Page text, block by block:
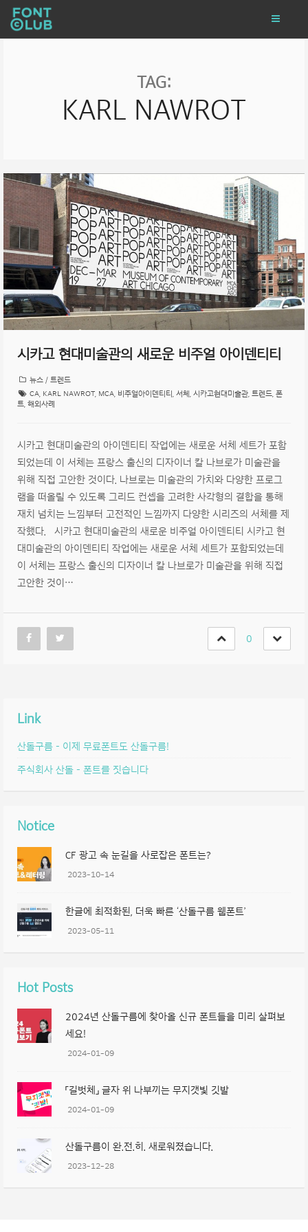
TAG:
KARL NAWROT
시카고 현대미술관의 새로운 비주얼 아이덴티티
뉴스 / 트렌드
CA
KARL NAWROT MCA 비주얼아이덴티티 서체 시카고현대미술관 트렌드 폰
트 해외사례
시카고 현대미술관의 아이덴티티 작업에는 새로운 서체 세트가 포함
되었는데 이 서체는 프랑스 출신의 디자이너 칼 나브로가 미술관을
위해 직접 고안한 것이다. 나브로는 미술관의 가치와 다양한 프로그
램을 떠올릴 수 있도록 그리드 컨셉을 고려한 사각형의 결합을 통해
재치 넘치는 느낌부터 고전적인 느낌까지 다양한 시리즈의 서체를 제
작했다. 시카고 현대미술관의 새로운 비주얼 아이덴티티 시카고 현
대미술관의 아이덴티티 작업에는 새로운 서체 세트가 포함되었는데
이 서체는 프랑스 출신의 디자이너 칼 나브로가 미술관을 위해 직접
고안한 것이…
0
Link
산돌구름 – 이제 무료폰트도 산돌구름!
주식회사 산돌 – 폰트를 짓습니다
Notice
CF 광고 속 눈길을 사로잡은 폰트는?
2023-10-14
한글에 최적화된, 더욱 빠른 ‘산돌구름 웹폰트’
2023-05-11
Hot Posts
2024년 산돌구름에 찾아올 신규 폰트들을 미리 살펴보
세요!
2024-01-09
「길벗체」 글자 위 나부끼는 무지갯빛 깃발
2024-01-09
산돌구름이 완.전.히. 새로워졌습니다.
2023-12-28